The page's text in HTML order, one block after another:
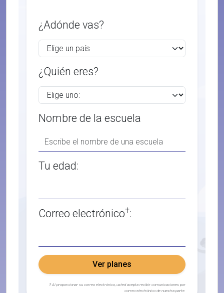
¿Adónde vas?
¿Quién eres?
Nombre de la escuela
Tu edad:
Correo electrónico†:
Ver planes
† Al proporcionar su correo electrónico, usted acepta recibir comunicaciones por
correo electrónico de nuestra parte.